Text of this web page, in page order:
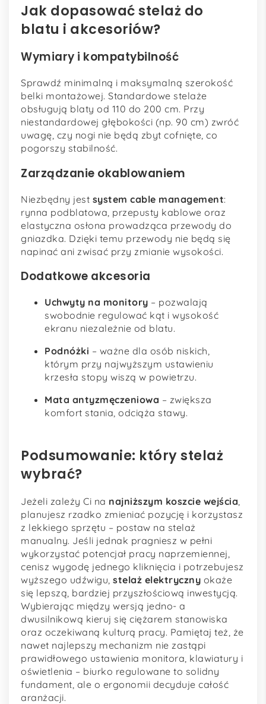
Jak dopasować stelaż do
blatu i akcesoriów?
Wymiary i kompatybilność
Sprawdź minimalną i maksymalną szerokość
belki montażowej. Standardowe stelaże
obsługują blaty od 110 do 200 cm. Przy
niestandardowej głębokości (np. 90 cm) zwróć
uwagę, czy nogi nie będą zbyt cofnięte, co
pogorszy stabilność.
Zarządzanie okablowaniem
Niezbędny jest system cable management:
rynna podblatowa, przepusty kablowe oraz
elastyczna osłona prowadząca przewody do
gniazdka. Dzięki temu przewody nie będą się
napinać ani zwisać przy zmianie wysokości.
Dodatkowe akcesoria
Uchwyty na monitory – pozwalają
swobodnie regulować kąt i wysokość
ekranu niezależnie od blatu.
Podnóżki – ważne dla osób niskich,
którym przy najwyższym ustawieniu
krzesła stopy wiszą w powietrzu.
Mata antyzmęczeniowa – zwiększa
komfort stania, odciąża stawy.
Podsumowanie: który stelaż
wybrać?
Jeżeli zależy Ci na najniższym koszcie wejścia
planujesz rzadko zmieniać pozycję i korzystasz
z lekkiego sprzętu – postaw na stelaż
manualny. Jeśli jednak pragniesz w pełni
wykorzystać potencjał pracy naprzemiennej,
cenisz wygodę jednego kliknięcia i potrzebujesz
wyższego udźwigu, stelaż elektryczny okaże
się lepszą, bardziej przyszłościową inwestycją.
Wybierając między wersją jedno- a
dwusilnikową kieruj się ciężarem stanowiska
oraz oczekiwaną kulturą pracy. Pamiętaj też, że
nawet najlepszy mechanizm nie zastąpi
prawidłowego ustawienia monitora, klawiatury i
oświetlenia – biurko regulowane to solidny
fundament, ale o ergonomii decyduje całość
aranżacji.